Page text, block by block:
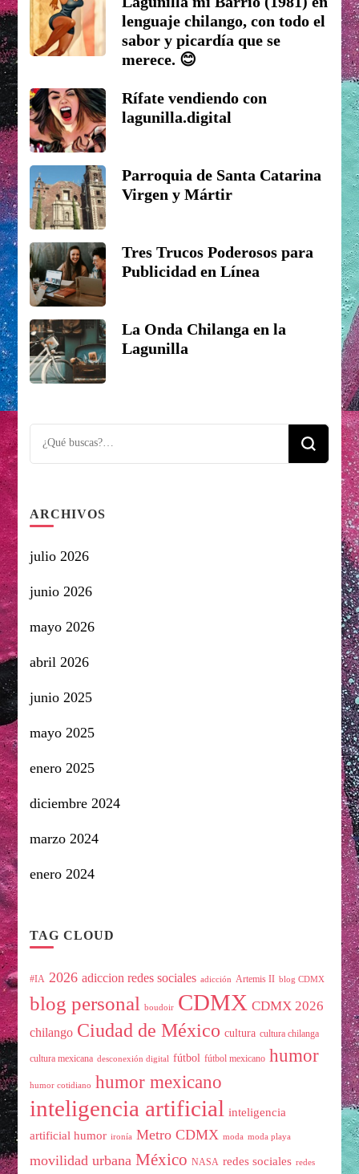
lenguaje chilango, con todo el
sabor y picardía que se
merece. 😊
Rífate vendiendo con
lagunilla.digital
Parroquia de Santa Catarina
Virgen y Mártir
Tres Trucos Poderosos para
Publicidad en Línea
La Onda Chilanga en la
Lagunilla
Looking
for
ARCHIVOS
julio 2026
junio 2026
mayo 2026
abril 2026
junio 2025
mayo 2025
enero 2025
diciembre 2024
marzo 2024
enero 2024
TAG CLOUD
#IA 2026 adiccion redes sociales adicción Artemis II blog CDMX
blog personal boudoir CDMX CDMX 2026
chilango Ciudad de México cultura cultura chilanga
cultura mexicana desconexión digital fútbol fútbol mexicano humor
humor cotidiano humor mexicano
inteligencia artificial inteligencia
artificial humor ironía Metro CDMX moda moda playa
movilidad urbana México NASA redes sociales redes